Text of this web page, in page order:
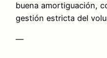
buena amortiguación,
gestión estricta del
—